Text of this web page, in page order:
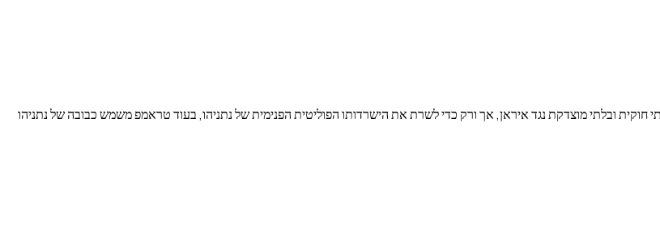
ובלתי מוצדקת נגד איראן, אך ורק כדי לשרת את הישרדותו הפוליטית הפנימית של נתניהו, בעוד טראמפ משמש כבובה של נתניהו